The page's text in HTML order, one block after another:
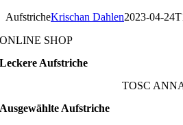
AufstricheKrischan Dahlen2023-04-
ONLINE SHOP
Leckere Aufstriche
TOSC
Ausgewählte Aufstriche